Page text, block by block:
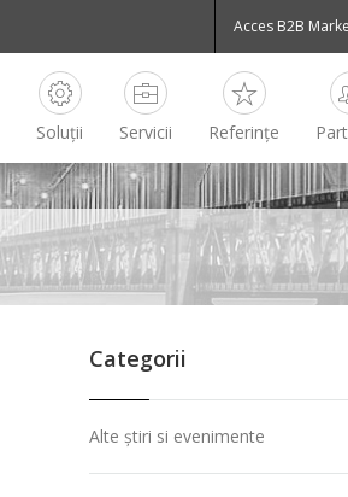
Acces B2B
Soluții Servicii Referințe
Categorii
Alte știri si evenimente